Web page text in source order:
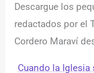
Descargue los
redactados por el
Cordero Maraví
Cuando la